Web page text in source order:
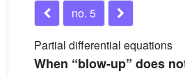
no. 5
Partial differential equations
When “blow-up” does